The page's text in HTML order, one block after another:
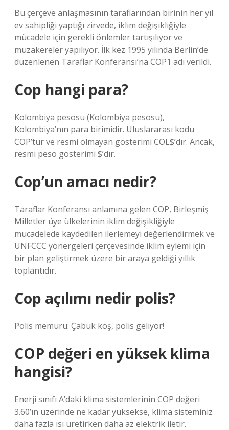
Bu çerçeve anlaşmasının taraflarından birinin her yıl
ev sahipliği yaptığı zirvede, iklim değişikliğiyle
mücadele için gerekli önlemler tartışılıyor ve
müzakereler yapılıyor. İlk kez 1995 yılında Berlin’de
düzenlenen Taraflar Konferansı’na COP1 adı verildi.
Cop hangi para?
Kolombiya pesosu (Kolombiya pesosu),
Kolombiya’nın para birimidir. Uluslararası kodu
COP’tur ve resmi olmayan gösterimi COL$’dır. Ancak,
resmi peso gösterimi $’dır.
Cop’un amacı nedir?
Taraflar Konferansı anlamına gelen COP, Birleşmiş
Milletler üye ülkelerinin iklim değişikliğiyle
mücadelede kaydedilen ilerlemeyi değerlendirmek ve
UNFCCC yönergeleri çerçevesinde iklim eylemi için
bir plan geliştirmek üzere bir araya geldiği yıllık
toplantıdır.
Cop açılımı nedir polis?
Polis memuru: Çabuk koş, polis geliyor!
COP değeri en yüksek klima
hangisi?
Enerji sınıfı A’daki klima sistemlerinin COP değeri
3.60’ın üzerinde ne kadar yüksekse, klima sisteminiz
daha fazla ısı üretirken daha az elektrik iletir.